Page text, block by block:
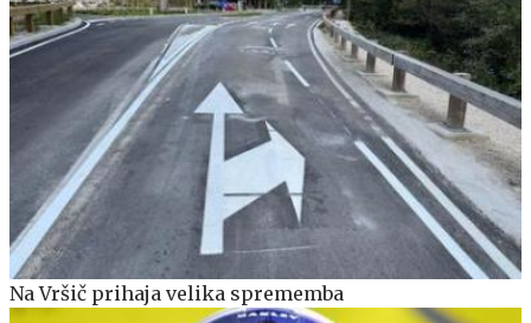
Na Vršič prihaja velika sprememba